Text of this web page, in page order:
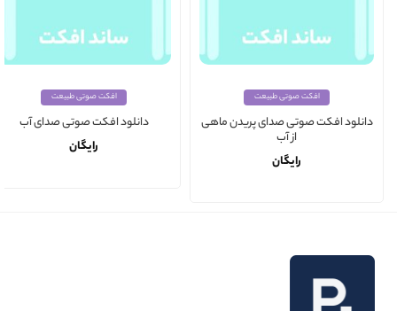
افکت صوتی طبیعت
دانلود افکت صوتی صدای پریدن ماهی
از آب
رایگان
افکت صوتی طبیعت
دانلود افکت صوتی صدای آب
رایگان